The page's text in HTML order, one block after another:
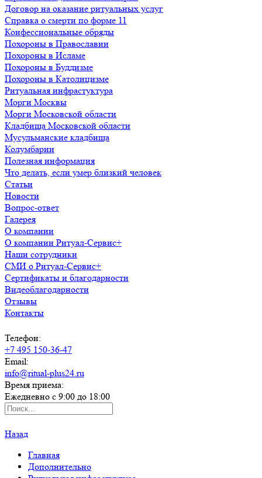
Договор на оказание ритуальных услуг
Справка о смерти по форме 11
Конфессиональные обряды
Похороны в Православии
Похороны в Исламе
Похороны в Буддизме
Похороны в Католицизме
Ритуальная инфрастуктура
Морги Москвы
Морги Московской области
Кладбища Московской области
Мусульманские кладбища
Колумбарии
Полезная информация
Что делать, если умер близкий человек
Статьи
Новости
Вопрос-ответ
Галерея
О компании
О компании Ритуал-Сервис+
Наши сотрудники
СМИ о Ритуал-Сервис+
Сертификаты и благодарности
Видеоблагодарности
Отзывы
Контакты
Телефон:
+7 495 150-36-47
Email:
info@ritual-plus24.ru
Время приема:
Ежедневно с 9:00 до 18:00
Назад
Главная
Дополнительно